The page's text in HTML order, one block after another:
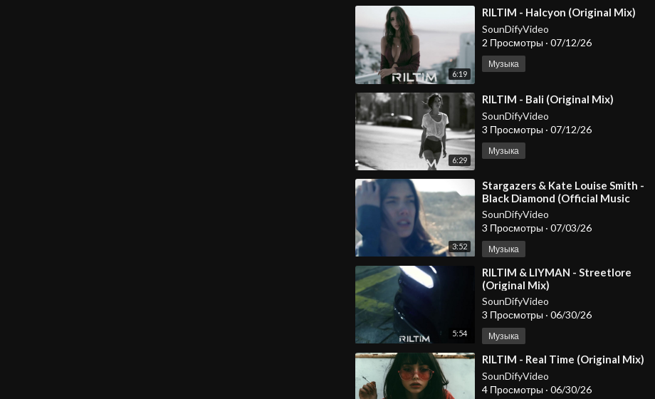
6:19
⁣RILTIM - Halcyon (Original Mix)
SounDifyVideo
2 Просмотры · 07/12/26
Музыка
6:29
⁣RILTIM - Bali (Original Mix)
SounDifyVideo
3 Просмотры · 07/12/26
Музыка
3:52
⁣Stargazers & Kate Louise Smith -
Black Diamond (Official Music
Video)
SounDifyVideo
3 Просмотры · 07/03/26
Музыка
5:54
⁣RILTIM & LIYMAN - Streetlore
(Original Mix)
SounDifyVideo
3 Просмотры · 06/30/26
Музыка
⁣RILTIM - Real Time (Original Mix)
SounDifyVideo
4 Просмотры · 06/30/26